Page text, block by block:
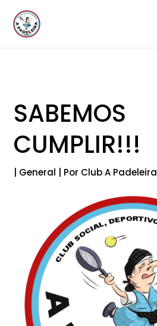
contenido
SABEMOS
CUMPLIR!!!
| General | Por Club A Padeleira